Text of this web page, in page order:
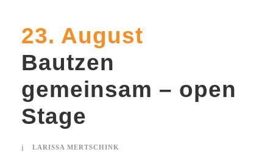
23. August
Bautzen
gemeinsam – open
Stage
LARISSA MERTSCHINK